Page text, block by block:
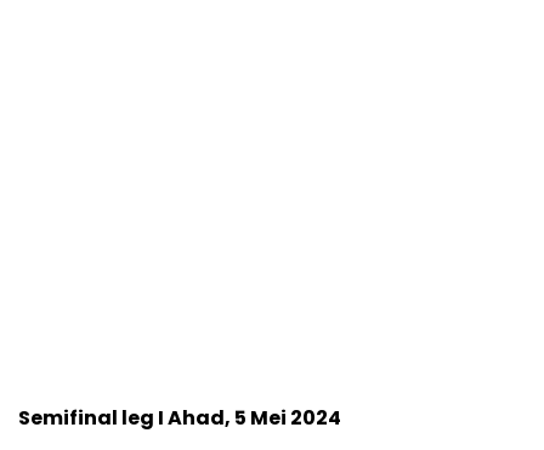
Semifinal leg I Ahad, 5 Mei 2024